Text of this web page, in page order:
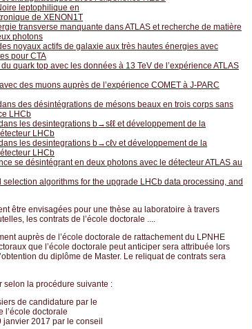
leptophilique en
de XENON1T
transverse manquante dans ATLAS et recherche de matière
photons
noyaux actifs de galaxie aux très hautes énergies avec
pour CTA
quark top avec les données à 13 TeV de l’expérience ATLAS
des muons auprès de l’expérience COMET à J-PARC
des désintégrations de mésons beaux en trois corps sans
LHCb
les desintegrations b→sℓℓ et développement de la
LHCb
les desintegrations b→cℓν et développement de la
LHCb
se désintégrant en deux photons avec le détecteur ATLAS au
algorithms for the upgrade LHCb data processing, and
être envisagées pour une thèse au laboratoire à travers
les contrats de l’école doctorale ....
auprès de l’école doctorale de rattachement du LPNHE
que l’école doctorale peut anticiper sera attribuée lors
du diplôme de Master. Le reliquat de contrats sera
selon la procédure suivante :
de candidature par le
l’école doctorale
2017 par le conseil